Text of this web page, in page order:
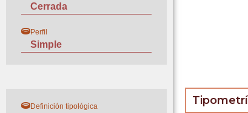
Cerrada
Perfil
Simple
Definición tipológica